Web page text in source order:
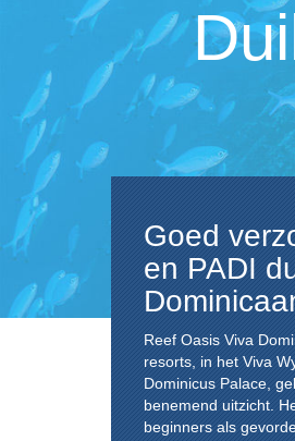
Goed
en PADI
Reef Oasis Viva
resorts, in het Viva
Dominicus Palace,
benemend uitzicht.
beginners als